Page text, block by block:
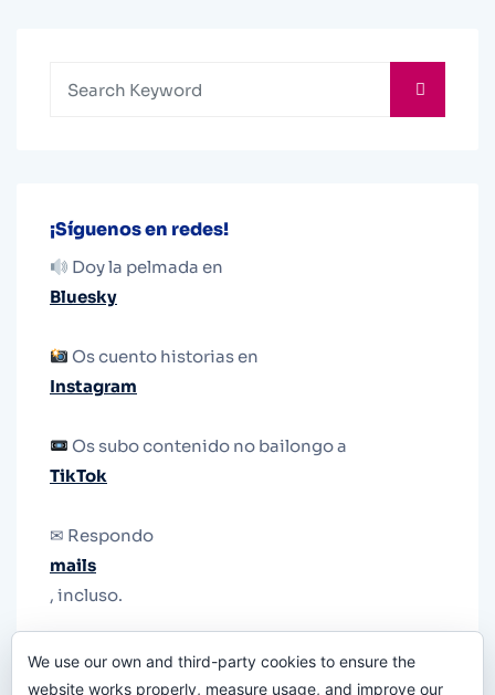
¡Síguenos en redes!
Doy la pelmada en
Bluesky
Os cuento historias en
Instagram
Os subo contenido no bailongo a
TikTok
✉ Respondo
mails
, incluso.
le quiten el teléfono.
We use our own and third-party cookies to ensure the
website works properly, measure usage, and improve our